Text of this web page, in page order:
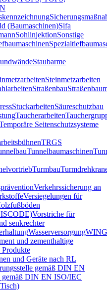
(Baumaschinen)Sifa
SohlinjektionSonstige
Staubarme
Steinmetzarbeiten
Straßenbau
StuckarbeitenSäureschutzbau
Taucherarbeiten
Seitenschutzsysteme
TRGS
Tunnelbaumaschinen
Turmbau
Verkehrssicherung an
Versiegelungen für
Vorstriche für
senkrechter
Wasserversorgung
und zementhaltige
Produkte
und Geräte nach RL
gemäß DIN EN
gemäß DIN EN ISO/IEC